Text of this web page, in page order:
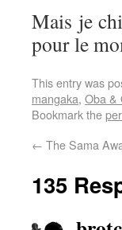
Mais je
pour le
This entry was
mangaka, Oba &
Bookmark the
← The Sama
135